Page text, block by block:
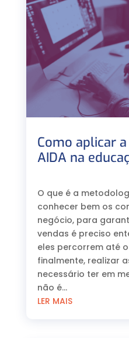
Como aplicar
AIDA na
O que é a
conhecer bem os
negócio, para
vendas é preciso
eles percorrem até
finalmente, realizar
necessário ter em
não é...
LER MAIS